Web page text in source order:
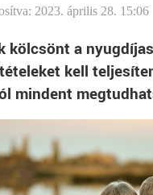
2023. április 28. 15:06
kölcsönt a
kell
mindent